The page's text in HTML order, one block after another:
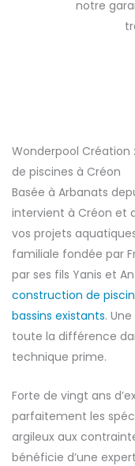
notre
Wonderpool
de piscines à Créon
Basée à Arbanats
intervient à Créon et
vos projets
familiale fondée par
par ses fils Yanis et
construction de
bassins existants.
toute la différence
technique prime.
Forte de vingt ans
parfaitement les
argileux aux
bénéficie d’une